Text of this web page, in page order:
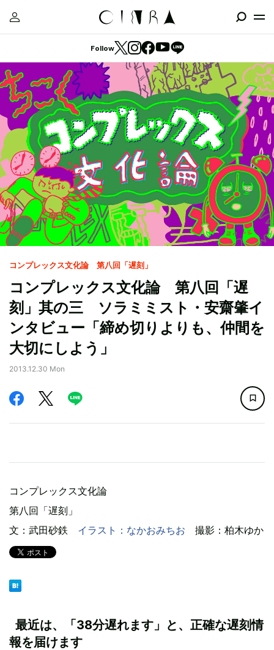
Follow
コンプレックス文化論 第八回「遅刻」
コンプレックス文化論 第八回「遅
刻」其の三 ソラミミスト・安齋肇イ
ンタビュー「締め切りよりも、仲間を
大切にしよう」
2013.12.30 Mon
コンプレックス文化論
第八回「遅刻」
文：武田砂鉄 イラスト：なかおみちお 撮影：柏木ゆか
最近は、「38分遅れます」と、正確な遅刻情
報を届けます